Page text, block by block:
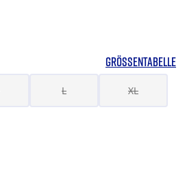
GRÖSSENTABELLE
L XL